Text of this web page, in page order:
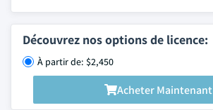
Découvrez nos options de licence:
À partir de: $2,450
Acheter Maintenant